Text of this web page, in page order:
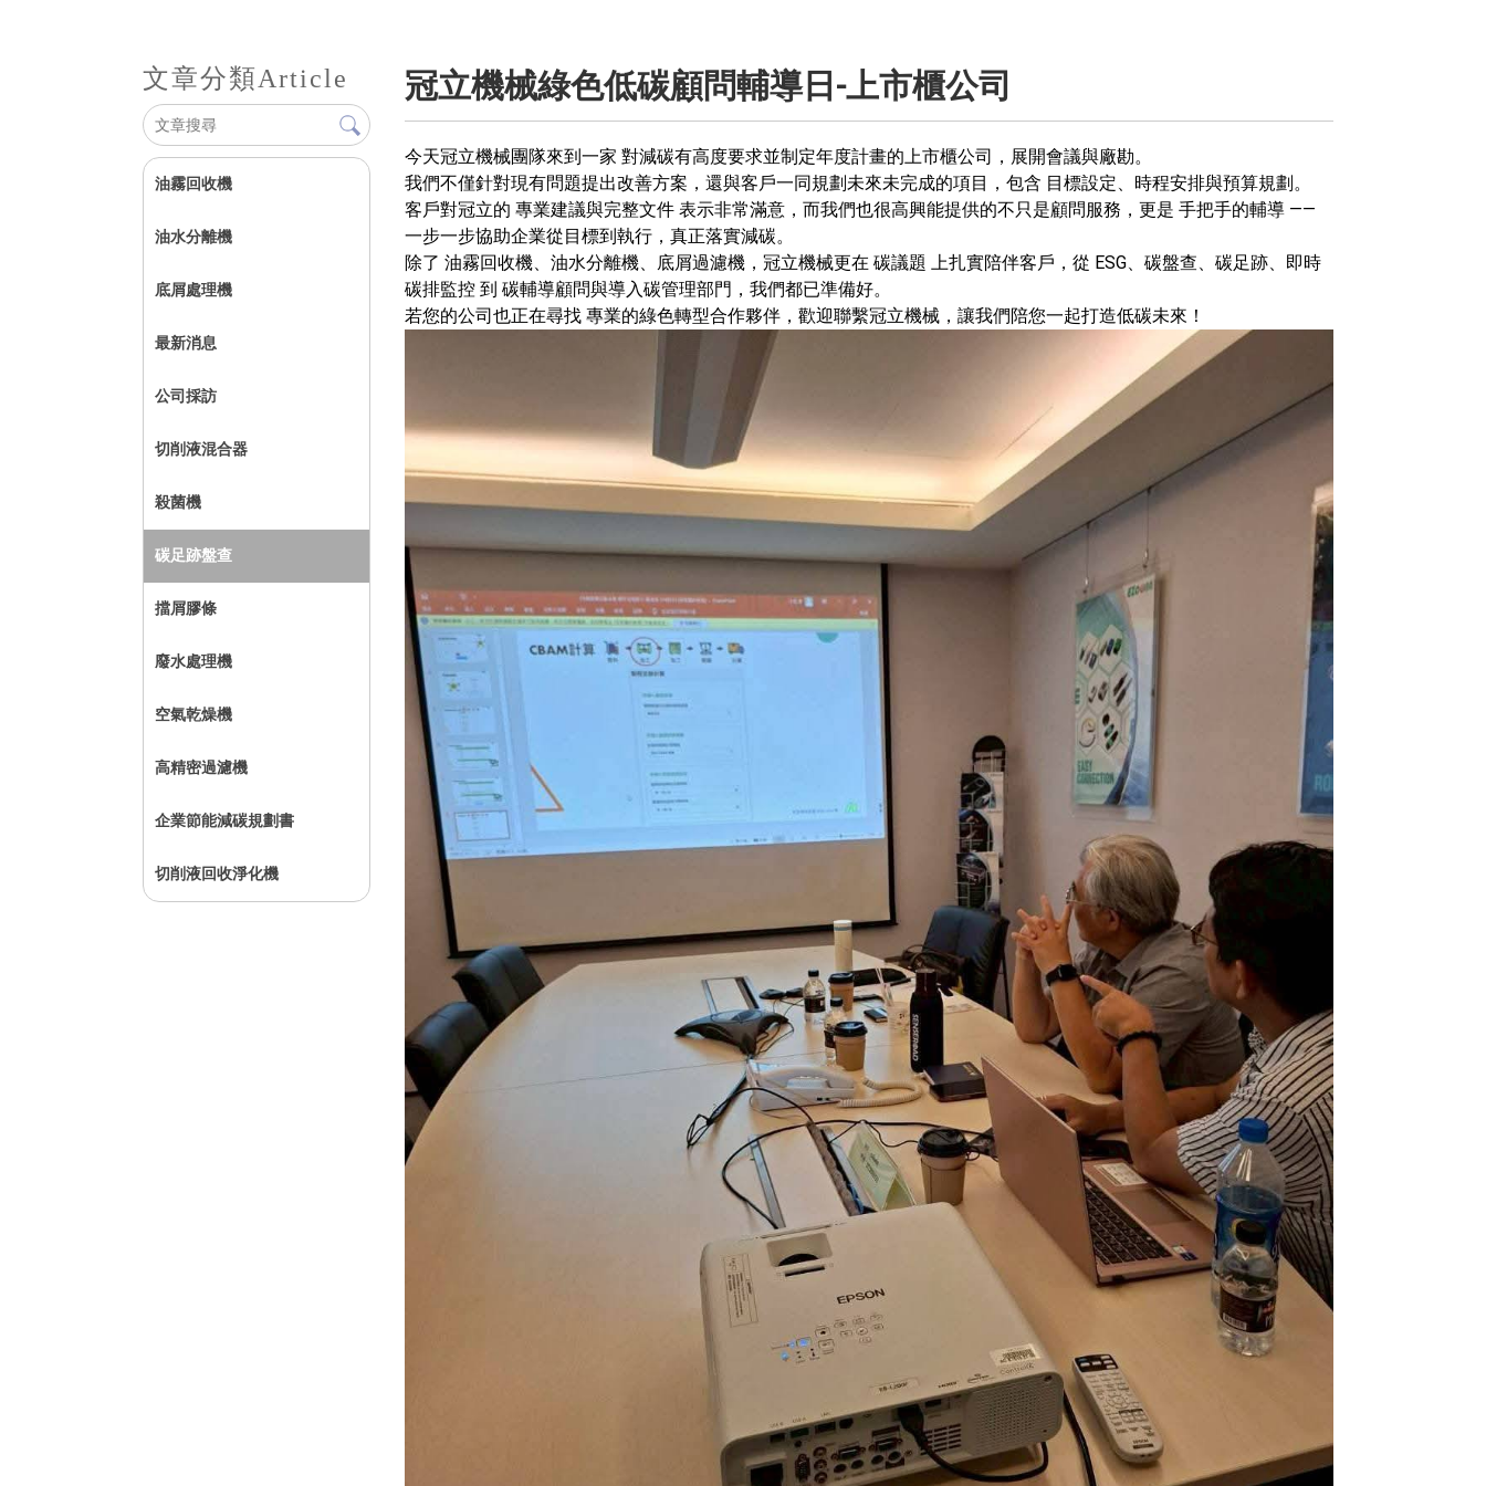
文章分類Article
油霧回收機
油水分離機
底屑處理機
最新消息
公司採訪
切削液混合器
殺菌機
碳足跡盤查
擋屑膠條
廢水處理機
空氣乾燥機
高精密過濾機
企業節能減碳規劃書
切削液回收淨化機
冠立機械綠色低碳顧問輔導日-上市櫃公司
今天冠立機械團隊來到一家 對減碳有高度要求並制定年度計畫的上市櫃公司，展開會議與廠勘。
我們不僅針對現有問題提出改善方案，還與客戶一同規劃未來未完成的項目，包含 目標設定、時程安排與預算規劃。
客戶對冠立的 專業建議與完整文件 表示非常滿意，而我們也很高興能提供的不只是顧問服務，更是 手把手的輔導 ——
一步一步協助企業從目標到執行，真正落實減碳。
除了 油霧回收機、油水分離機、底屑過濾機，冠立機械更在 碳議題 上扎實陪伴客戶，從 ESG、碳盤查、碳足跡、即時
碳排監控 到 碳輔導顧問與導入碳管理部門，我們都已準備好。
若您的公司也正在尋找 專業的綠色轉型合作夥伴，歡迎聯繫冠立機械，讓我們陪您一起打造低碳未來！